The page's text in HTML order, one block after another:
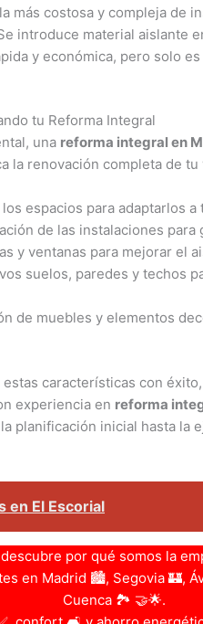
más costosa y compleja de
introduce material aislante
y económica, pero solo
tu Reforma Integral
una reforma integral en
la renovación completa de
espacios para adaptarlos
de las instalaciones
y ventanas para mejorar el
suelos, paredes y techos
de muebles y elementos
características con
experiencia en reforma
planificación inicial hasta la
en El Escorial
por qué somos la
en Madrid 🏙️, Segovia 🏰,
Cuenca 🏞️ 🤝🌟.